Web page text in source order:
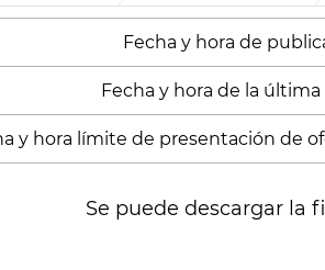
Fecha y hora de
Fecha y hora de la
y hora límite de presentación de
Se puede descargar la